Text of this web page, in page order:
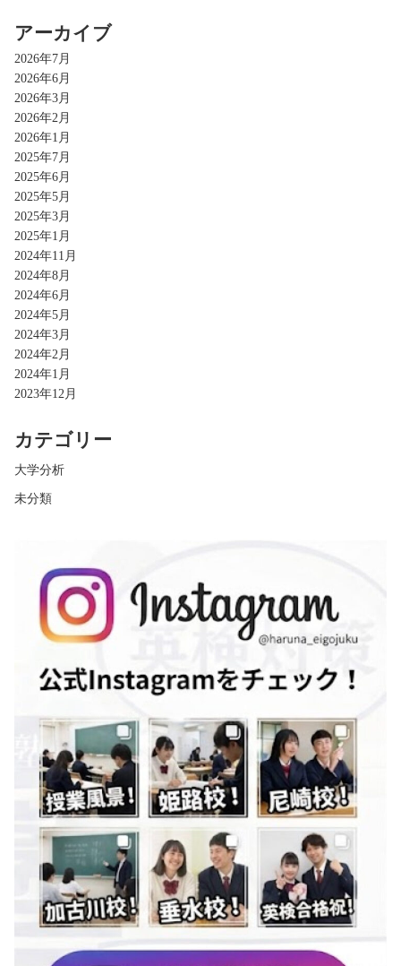
アーカイブ
2026年7月
2026年6月
2026年3月
2026年2月
2026年1月
2025年7月
2025年6月
2025年5月
2025年3月
2025年1月
2024年11月
2024年8月
2024年6月
2024年5月
2024年3月
2024年2月
2024年1月
2023年12月
カテゴリー
大学分析
未分類